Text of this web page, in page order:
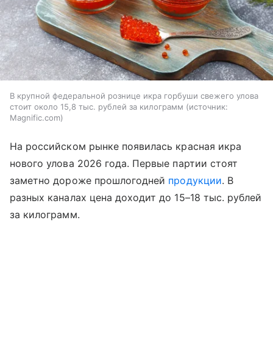
В крупной федеральной рознице икра горбуши свежего улова
стоит около 15,8 тыс. рублей за килограмм
источник:
Magnific.com
На российском рынке появилась красная икра
нового улова 2026 года. Первые партии стоят
заметно дороже прошлогодней продукции. В
разных каналах цена доходит до 15–18 тыс. рублей
за килограмм.